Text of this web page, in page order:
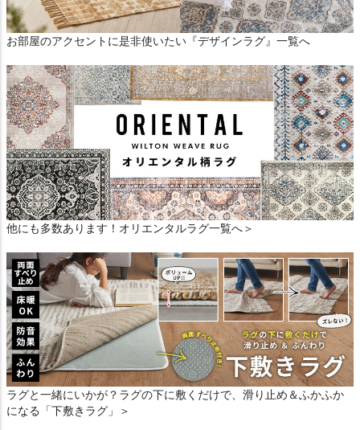
お部屋のアクセントに是非使いたい『デザインラグ』一覧へ
他にも多数あります！オリエンタルラグ一覧へ＞
ラグと一緒にいかが？ラグの下に敷くだけで、滑り止め＆ふかふか
になる「下敷きラグ」＞